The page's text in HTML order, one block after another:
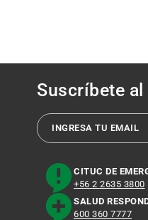
Suscríbete al
CITUC DE
+56 2 2635 3800
SALUD
600 360 7777